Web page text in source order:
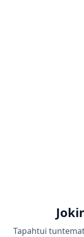
Tapahtui